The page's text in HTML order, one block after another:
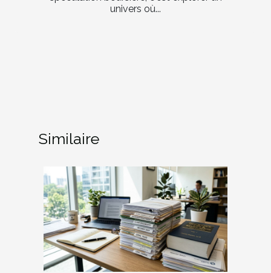
univers où...
Similaire